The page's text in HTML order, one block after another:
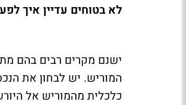
לא בטוחים עדיין איך
ישנם מקרים רבים בהם
המוריש. יש לבחון את
כלכלית מהמוריש אל